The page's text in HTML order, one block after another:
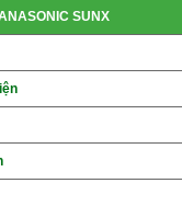
SUNX